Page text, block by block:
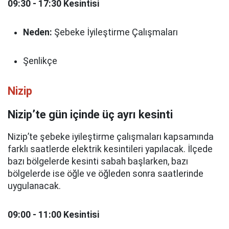
09:30 - 17:30 Kesintisi
Neden: Şebeke İyileştirme Çalışmaları
Şenlikçe
Nizip
Nizip’te gün içinde üç ayrı kesinti
Nizip’te şebeke iyileştirme çalışmaları kapsamında
farklı saatlerde elektrik kesintileri yapılacak. İlçede
bazı bölgelerde kesinti sabah başlarken, bazı
bölgelerde ise öğle ve öğleden sonra saatlerinde
uygulanacak.
09:00 - 11:00 Kesintisi